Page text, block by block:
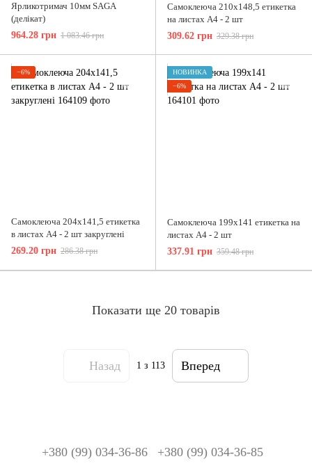
Ярликотримач 10мм SAGA
(делікат)
964.28 грн 1 083.46 грн
Самоклеюча 210х148,5 етикетка
на листах А4 - 2 шт
309.62 грн 329.38 грн
−6%
Самоклеюча 204х141,5 етикетка
в листах А4 - 2 шт закруглені
269.20 грн 286.38 грн
НОВИНКА
−6%
Самоклеюча 199х141 етикетка на
листах А4 - 2 шт
337.91 грн 359.48 грн
Показати ще 20 товарів
Назад 1 з 113 Вперед
+380 (99) 034-36-86 +380 (99) 034-36-85